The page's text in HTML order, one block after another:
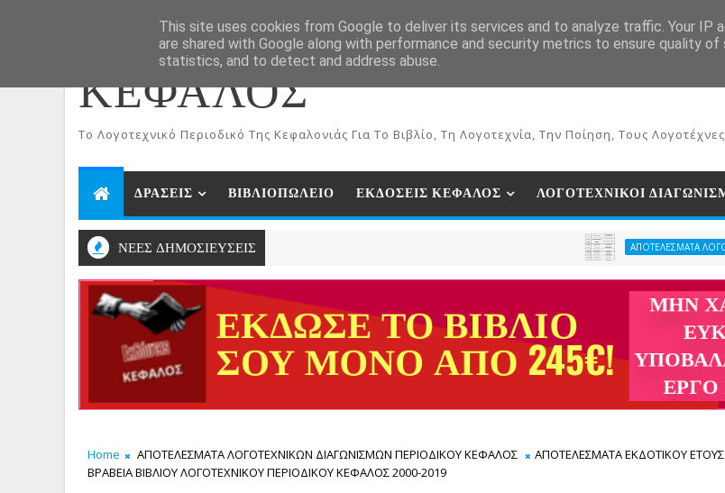
ΑΡΧΙΚΗ ΕΚΔΟΣΕΙΣ ΒΙΒΛΙΩΝ ΗΛΕΚΤΡΟΝΙΚΟ
ΚΕΦΑΛΟΣ
To Λογοτεχνικό Περιοδικό Της Κεφαλονιάς Για Το Βιβλίο, Τη Λογοτεχνία, Την Ποίηση, Τους Λογοτέχνες
ΔΡΑΣΕΙΣ ΒΙΒΛΙΟΠΩΛΕΙΟ ΕΚΔΟΣΕΙΣ ΚΕΦΑΛΟΣ ΛΟΓΟΤΕΧΝΙΚΟΙ
ΝΕΕΣ ΔΗΜΟΣΙΕΥΣΕΙΣ ΑΠΟΤΕΛΕΣΜΑΤΑ ΛΟΓΟΤΕΧΝΙΚΩΝ
Home ΑΠΟΤΕΛΕΣΜΑΤΑ ΛΟΓΟΤΕΧΝΙΚΩΝ ΔΙΑΓΩΝΙΣΜΩΝ ΠΕΡΙΟΔΙΚΟΥ ΚΕΦΑΛΟΣ
ΑΠΟΤΕΛΕΣΜΑΤΑ ΕΚΔΟΤΙΚΟΥ ΕΤΟΥΣ
ΒΡΑΒΕΙΑ ΒΙΒΛΙΟΥ ΛΟΓΟΤΕΧΝΙΚΟΥ ΠΕΡΙΟΔΙΚΟΥ ΚΕΦΑΛΟΣ 2000-2019
This site uses cookies from Google to deliver its services and to analyze traffic. Your IP
are shared with Google along with performance and security metrics to ensure quality of
statistics, and to detect and address abuse.